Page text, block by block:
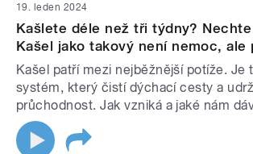
19. leden 2024
Kašlete déle než tři týdny?
Kašel jako takový není nemoc, ale
Kašel patří mezi nejběžnější potíže. Je
systém, který čistí dýchací cesty a
průchodnost. Jak vzniká a jaké nám